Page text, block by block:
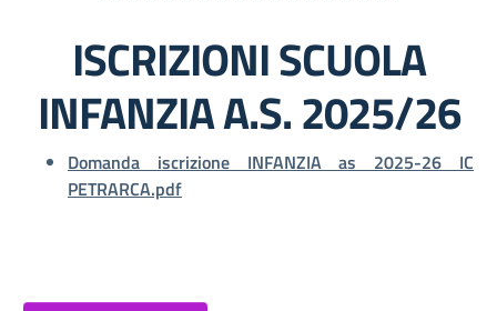
ISCRIZIONI SCUOLA
INFANZIA A.S. 2025/26
Domanda iscrizione INFANZIA as 2025-26 IC
PETRARCA.pdf